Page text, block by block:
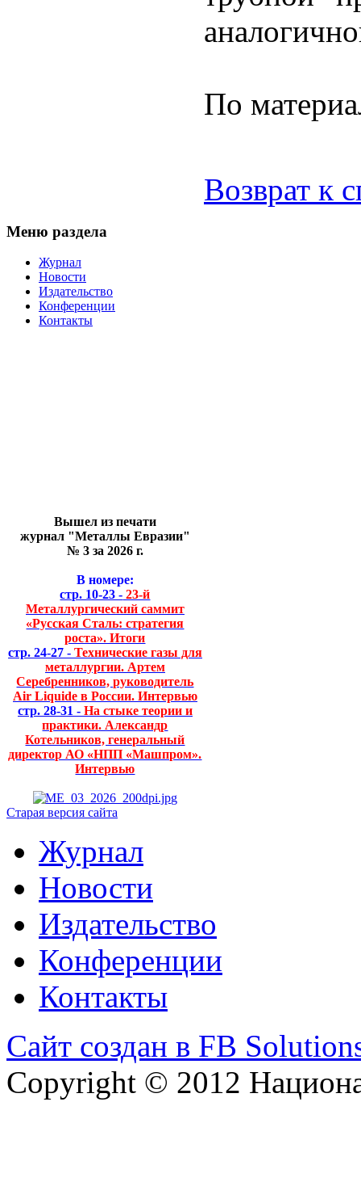
По
Возврат к
Меню раздела
Журнал
Новости
Издательство
Конференции
Контакты
Вышел из печати
журнал "Металлы Евразии"
№ 3 за 2026 г.
В номере:
стр. 10-23 - 23-й
Металлургический саммит
«Русская Сталь: стратегия
роста». Итоги
стр. 24-27 - Технические газы для
металлургии. Артем
Серебренников, руководитель
Air Liquide в России. Интервью
стр. 28-31 - На стыке теории и
практики. Александр
Котельников, генеральный
директор АО «НПП «Машпром».
Интервью
Старая версия сайта
Журнал
Новости
Издательство
Конференции
Контакты
Сайт создан в FB
Copyright © 2012